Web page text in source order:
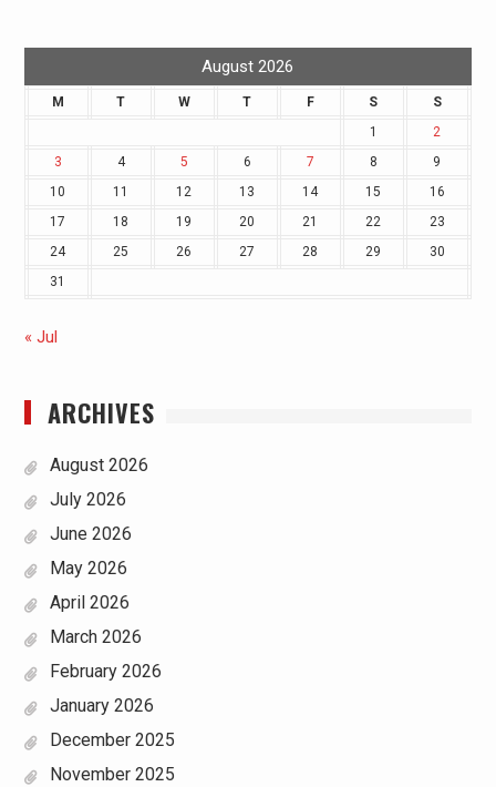
August 2026
M T W T F S
S
1
2
3
4 5 6 7 8
9
10
11 12 13 14 15
16
17
18 19 20 21 22
23
24
25 26 27 28 29
30
31
« Jul
ARCHIVES
August 2026
July 2026
June 2026
May 2026
April 2026
March 2026
February 2026
January 2026
December 2025
November 2025